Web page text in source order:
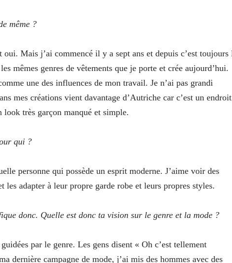
même ?
Mais j’ai commencé il y a sept ans et depuis c’est toujours
mêmes genres de vêtements que je porte et crée aujourd’hui.
une des influences de mon travail. Je n’ai pas grandi
mes créations vient davantage d’Autriche car c’est un endroit
look très garçon manqué et simple.
qui ?
personne qui possède un esprit moderne. J’aime voir des
les adapter à leur propre garde robe et leurs propres styles.
donc. Quelle est donc ta vision sur le genre et la mode ?
par le genre. Les gens disent « Oh c’est tellement
dernière campagne de mode, j’ai mis des hommes avec des